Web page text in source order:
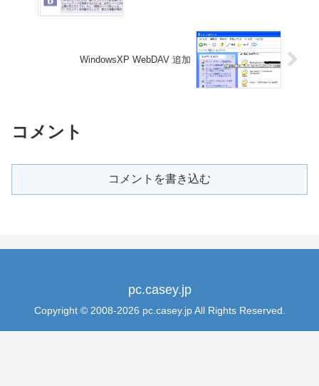
WindowsXP WebDAV 追加
コメント
コメントを書き込む
pc.casey.jp
Copyright © 2008-2026 pc.casey.jp All Rights Reserved.